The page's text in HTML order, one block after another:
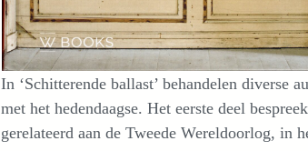
In ‘Schitterende ballast’ behandelen diverse
met het hedendaagse. Het eerste deel
gerelateerd aan de Tweede Wereldoorlog, in